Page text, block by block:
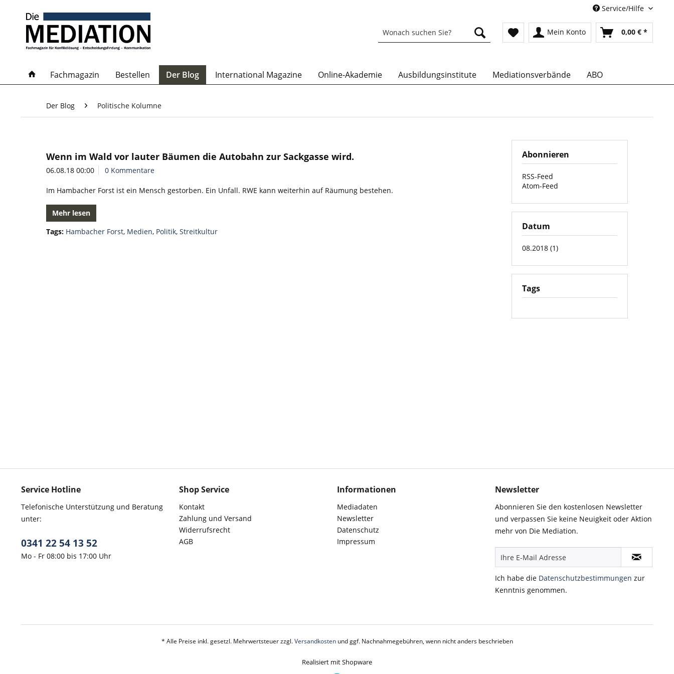
Service/Hilfe
Mein Konto 0,00 € *
Fachmagazin Bestellen Der Blog International Magazine Online-Akademie Ausbildungsinstitute Mediationsverbände ABO
Der Blog Politische Kolumne
Abonnieren
RSS-Feed
Atom-Feed
Datum
08.2018 (1)
Tags
Wenn im Wald vor lauter Bäumen die Autobahn zur Sackgasse wird.
06.08.18 00:00 0 Kommentare
Im Hambacher Forst ist ein Mensch gestorben. Ein Unfall. RWE kann weiterhin auf Räumung bestehen.
Mehr lesen
Tags: Hambacher Forst, Medien, Politik, Streitkultur
Service Hotline
Telefonische Unterstützung und Beratung
unter:
0341 22 54 13 52
Mo - Fr 08:00 bis 17:00 Uhr
Shop Service
Kontakt
Zahlung und Versand
Widerrufsrecht
AGB
Informationen
Mediadaten
Newsletter
Datenschutz
Impressum
Newsletter
Abonnieren Sie den kostenlosen Newsletter
und verpassen Sie keine Neuigkeit oder Aktion
mehr von Die Mediation.
Ich habe die Datenschutzbestimmungen zur
Kenntnis genommen.
* Alle Preise inkl. gesetzl. Mehrwertsteuer zzgl.Versandkostenund ggf. Nachnahmegebühren, wenn nicht anders beschrieben
Realisiert mit Shopware